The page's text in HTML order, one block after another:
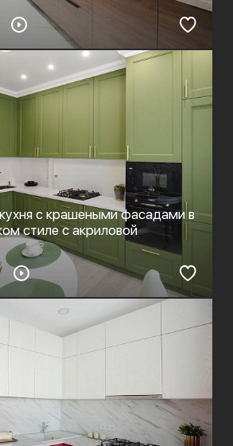
кухня с крашеными фасадами в
стиле c акриловой